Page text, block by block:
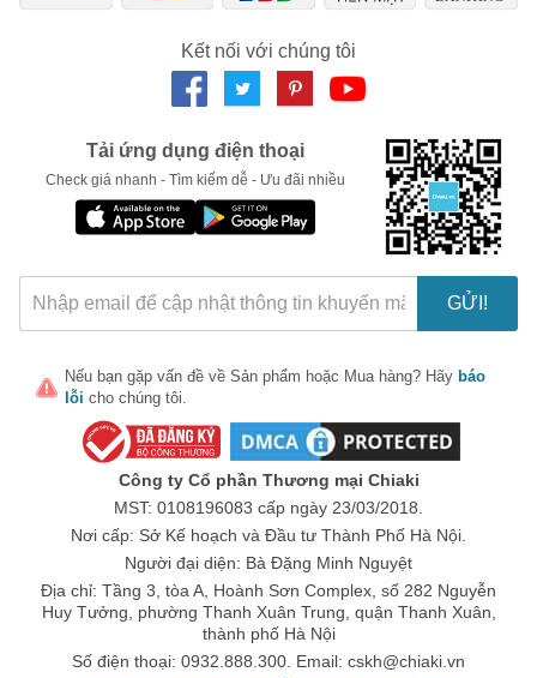
Kết nối với chúng tôi
Tải ứng dụng điện thoại
Check giá nhanh - Tìm kiếm dễ - Ưu đãi nhiều
GỬI!
Nếu bạn gặp vấn đề về Sản phẩm hoặc Mua hàng? Hãy báo
lỗi cho chúng tôi.
Công ty Cổ phần Thương mại Chiaki
MST: 0108196083 cấp ngày 23/03/2018.
Nơi cấp: Sở Kế hoạch và Đầu tư Thành Phố Hà Nội.
Người đại diện: Bà Đặng Minh Nguyệt
Địa chỉ: Tầng 3, tòa A, Hoành Sơn Complex, số 282 Nguyễn
Huy Tưởng, phường Thanh Xuân Trung, quận Thanh Xuân,
thành phố Hà Nội
Số điện thoại: 0932.888.300. Email: cskh@chiaki.vn
Ngày hết hạn:
LẤY MÃ NGAY